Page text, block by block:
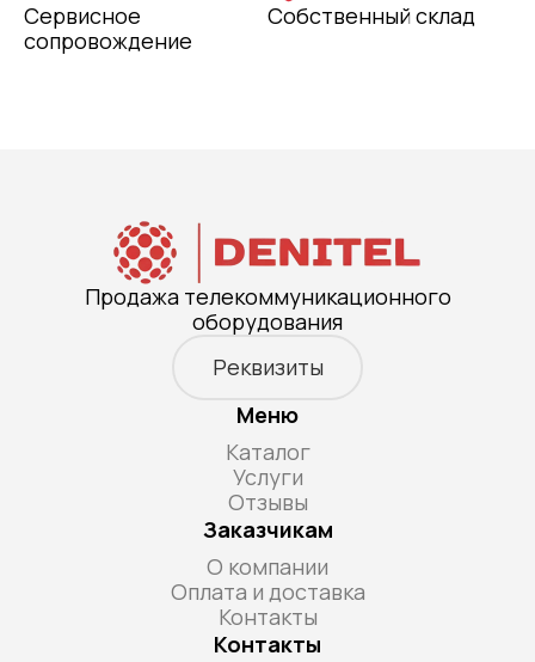
Сервисное
сопровождение
Собственный склад
Продажа телекоммуникационного
оборудования
Реквизиты
Меню
Каталог
Услуги
Отзывы
Заказчикам
О компании
Оплата и доставка
Контакты
Контакты